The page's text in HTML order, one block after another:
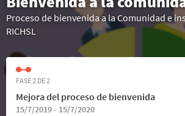
Proceso de bienvenida a la Comunidad e
RICHSL
FASE 2 DE 2
Mejora del proceso de bienvenida
15/7/2019 - 15/7/2020